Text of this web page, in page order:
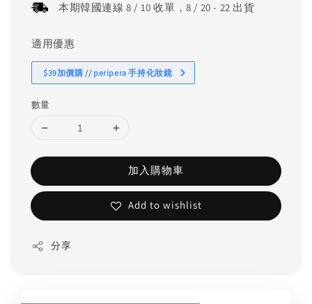
本期韓國連線 8 / 10 收單，8 / 20 - 22 出貨
適用優惠
$39加價購 // peripera 手持化妝鏡
數量
加入購物車
Add to wishlist
分享